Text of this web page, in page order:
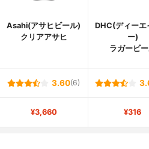
Asahi(アサヒビール)
クリアアサヒ
DHC(ディーエ
ー)
ラガービ
3.60(6)
¥3,660 ¥316